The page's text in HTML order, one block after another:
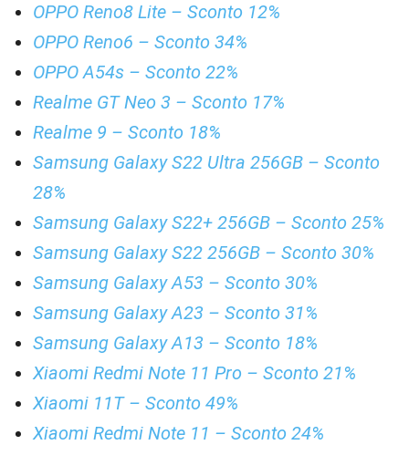
OPPO Reno8 Lite – Sconto 12%
OPPO Reno6 – Sconto 34%
OPPO A54s – Sconto 22%
Realme GT Neo 3 – Sconto 17%
Realme 9 – Sconto 18%
Samsung Galaxy S22 Ultra 256GB – Sconto
28%
Samsung Galaxy S22+ 256GB – Sconto 25%
Samsung Galaxy S22 256GB – Sconto 30%
Samsung Galaxy A53 – Sconto 30%
Samsung Galaxy A23 – Sconto 31%
Samsung Galaxy A13 – Sconto 18%
Xiaomi Redmi Note 11 Pro – Sconto 21%
Xiaomi 11T – Sconto 49%
Xiaomi Redmi Note 11 – Sconto 24%